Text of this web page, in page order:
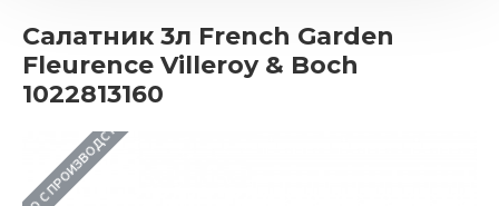
Салатник 3л French Garden
Fleurence Villeroy & Boch
1022813160
СНЯТО С ПРОИЗВОДСТВА